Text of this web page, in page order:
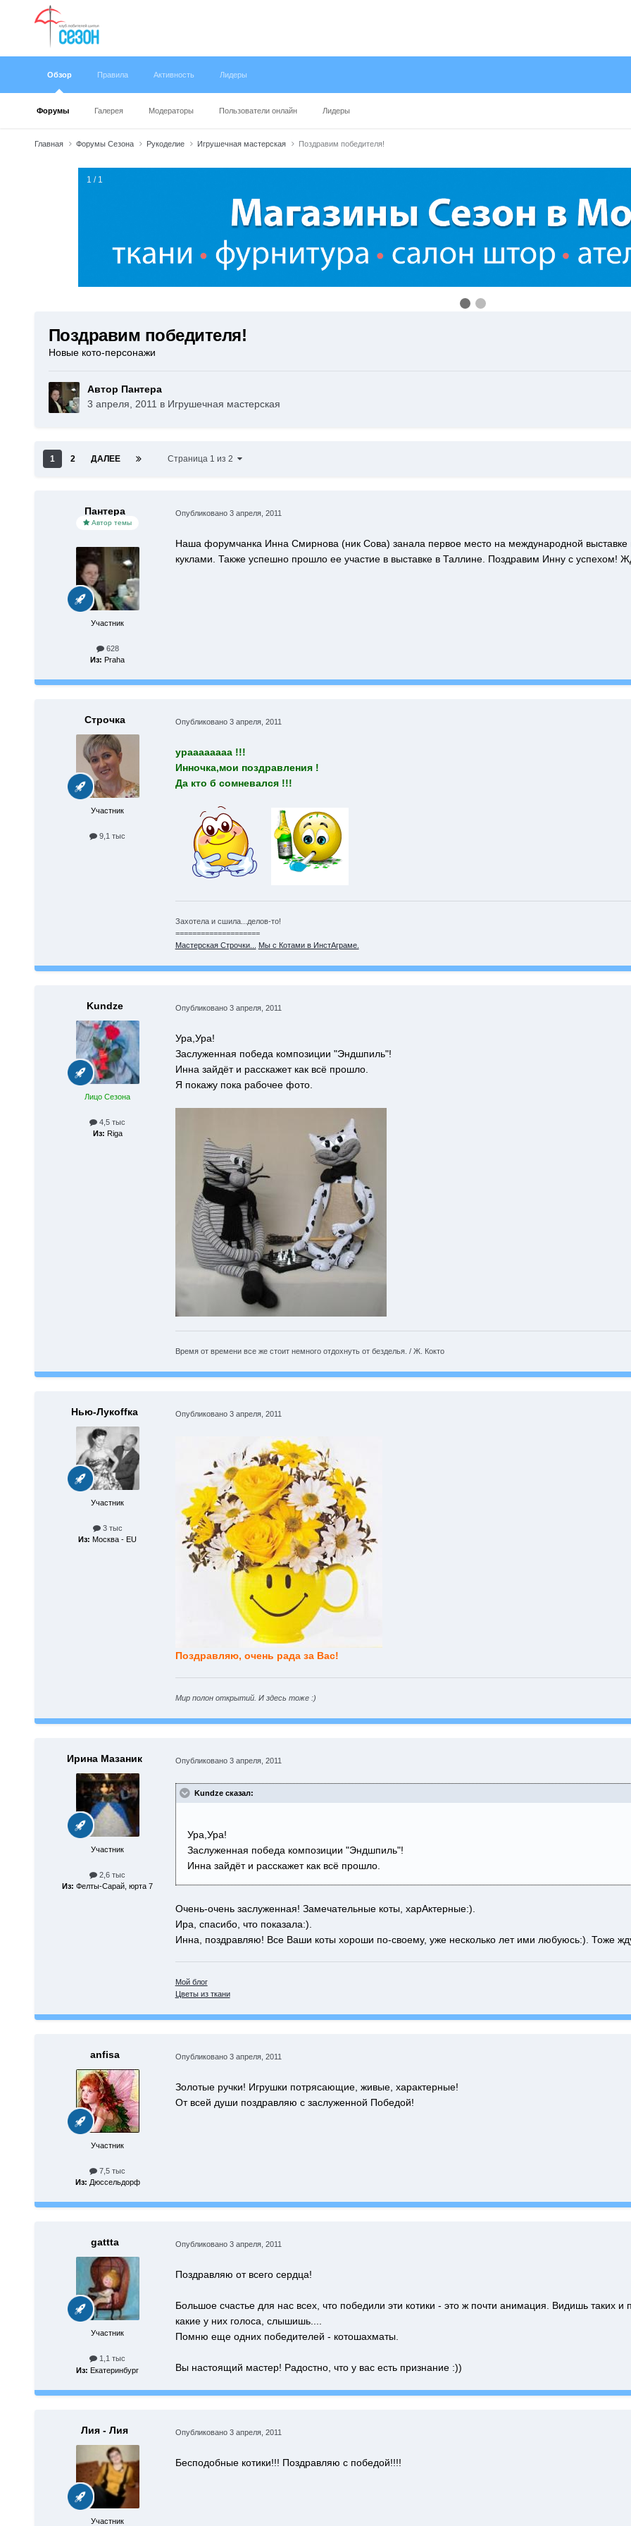
Обзор
Форумы Галерея Модераторы Пользователи онлайн Лидеры
Правила Активность Лидеры
Главная Форумы Сезона Рукоделие Игрушечная мастерская Поздравим победителя!
1 / 1
Поздравим победителя!
Новые кото-персонажи
Автор Пантера
3 апреля, 2011 в Игрушечная мастерская
1 2 ДАЛЕЕ Страница 1 из 2
Пантера
Автор темы
Участник
628
Из: Praha
Опубликовано 3 апреля, 2011
Наша форумчанка Инна Смирнова (ник Сова) занала первое место на международной выставке
куклами. Также успешно прошло ее участие в выставке в Таллине. Поздравим Инну с успехом!
Строчка
Участник
9,1 тыс
Опубликовано 3 апреля, 2011
ураааааааа !!!
Инночка,мои поздравления !
Да кто б сомневался !!!
Захотела и сшила...делов-то!
====================
Мастерская Строчки...
Мы с Котами в ИнстАграме.
Kundze
Лицо Сезона
4,5 тыс
Из: Riga
Опубликовано 3 апреля, 2011
Ура,Ура!
Заслуженная победа композиции "Эндшпиль"!
Инна зайдёт и расскажет как всё прошло.
Я покажу пока рабочее фото.
Время от времени все же стоит немного отдохнуть от безделья. / Ж. Кокто
Нью-Лукoffка
Участник
3 тыс
Из: Москва - EU
Опубликовано 3 апреля, 2011
Поздравляю, очень рада за Вас!
Мир полон открытий. И здесь тоже :)
Ирина Мазаник
Участник
2,6 тыс
Из: Фелты-Сарай, юрта 7
Опубликовано 3 апреля, 2011
Kundze сказал:
Ура,Ура!
Заслуженная победа композиции "Эндшпиль"!
Инна зайдёт и расскажет как всё прошло.
Очень-очень заслуженная! Замечательные коты, харАктерные:).
Ира, спасибо, что показала:).
Инна, поздравляю! Все Ваши коты хороши по-своему, уже несколько лет ими любуюсь:). Тоже
Мой блог
Цветы из ткани
anfisa
Участник
7,5 тыс
Из: Дюссельдорф
Опубликовано 3 апреля, 2011
Золотые ручки! Игрушки потрясающие, живые, характерные!
От всей души поздравляю с заслуженной Победой!
gattta
Участник
1,1 тыс
Из: Екатеринбург
Опубликовано 3 апреля, 2011
Поздравляю от всего сердца!
Большое счастье для нас всех, что победили эти котики - это ж почти анимация. Видишь таких
какие у них голоса, слышишь....
Помню еще одних победителей - котошахматы.
Вы настоящий мастер! Радостно, что у вас есть признание :))
Лия - Лия
Участник
Опубликовано 3 апреля, 2011
Бесподобные котики!!! Поздравляю с победой!!!!